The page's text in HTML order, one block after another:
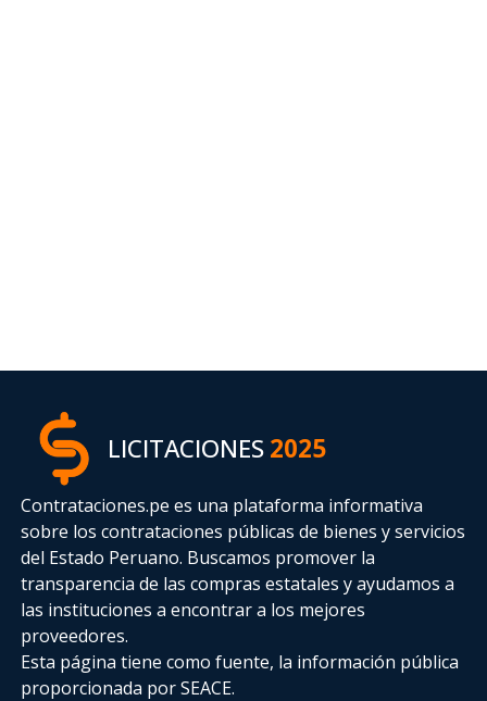
LICITACIONES2025
Contrataciones.pe es una plataforma informativa
sobre los contrataciones públicas de bienes y servicios
del Estado Peruano. Buscamos promover la
transparencia de las compras estatalesy ayudamos a
las instituciones a encontrar a los mejores
proveedores.
Esta página tiene como fuente, la información pública
proporcionada por SEACE.